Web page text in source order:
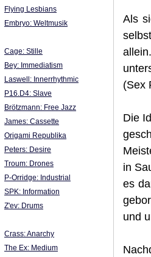
Flying Lesbians
Embryo: Weltmusik
Cage: Stille
Bey: Immediatism
Laswell: Innerrhythmic
P16.D4: Slave
Brötzmann: Free Jazz
James: Cassette
Origami Republika
Peters: Desire
Troum: Drones
P-Orridge: Industrial
SPK: Information
Z'ev: Drums
Crass: Anarchy
The Ex: Medium
Als
(Sex
Die
in
es
und